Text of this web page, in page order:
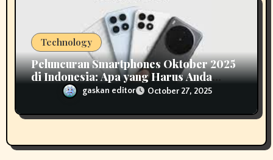
Technology
Peluncuran Smartphones Oktober 2025
di Indonesia: Apa yang Harus Anda
Ketahui
gaskan editor October 27, 2025